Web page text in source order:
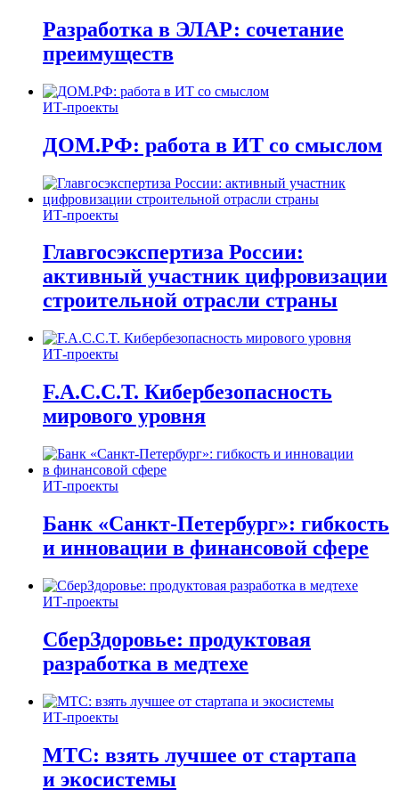
Разработка в ЭЛАР: сочетание
преимуществ
ИТ-проекты
ДОМ.РФ: работа в ИТ со смыслом
ИТ-проекты
Главгосэкспертиза России:
активный участник цифровизации
строительной отрасли страны
ИТ-проекты
F.A.C.C.T. Кибербезопасность
мирового уровня
ИТ-проекты
Банк «Санкт-Петербург»: гибкость
и инновации в финансовой сфере
ИТ-проекты
СберЗдоровье: продуктовая
разработка в медтехе
ИТ-проекты
МТС: взять лучшее от стартапа
и экосистемы